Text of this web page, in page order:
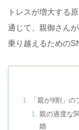
トレスが増大する
通じて、親御さん
乗り越えるための
「親が9割」
親の過度な
婚